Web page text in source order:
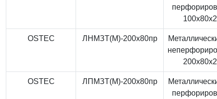
OSTEC ЛНМЗТ(М)-200x80пр
OSTEC ЛПМЗТ(М)-200x80пр